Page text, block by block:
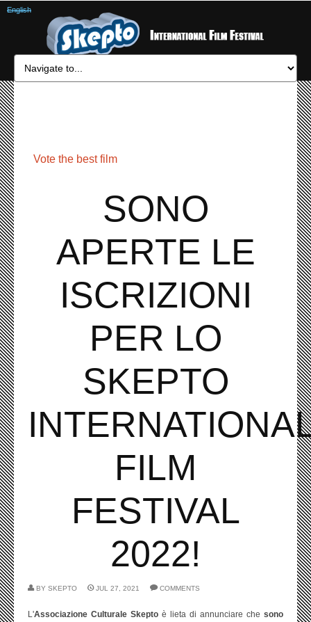
Vote the best film
SONO
APERTE LE
ISCRIZIONI
PER LO
SKEPTO
FILM
FESTIVAL
2022!
BY SKEPTO JUL 27, 2021 COMMENTS
L'Associazione Culturale Skepto è lieta di annunciare che sono
English